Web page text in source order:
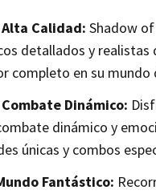
Calidad: Shadow
detallados y realistas
completo en su mundo
Dinámico:
dinámico y
únicas y combos
Fantástico: